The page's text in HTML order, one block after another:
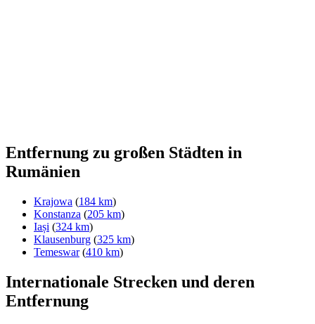
Entfernung zu großen Städten in
Rumänien
Krajowa (184 km)
Konstanza (205 km)
Iași (324 km)
Klausenburg (325 km)
Temeswar(410 km)
Internationale Strecken und deren
Entfernung